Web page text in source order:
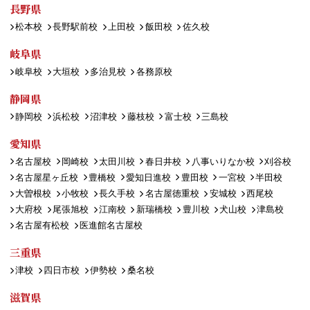
長野県
松本校 長野駅前校 上田校 飯田校 佐久校
岐阜県
岐阜校 大垣校 多治見校 各務原校
静岡県
静岡校 浜松校 沼津校 藤枝校 富士校 三島校
愛知県
名古屋校 岡崎校 太田川校 春日井校 八事いりなか校
刈谷校
名古屋星ヶ丘校
豊橋校 愛知日進校 豊田校 一宮校
半田校
大曽根校
小牧校 長久手校 名古屋徳重校 安城校
西尾校
大府校
尾張旭校 江南校 新瑞橋校 豊川校 犬山校
津島校
名古屋有松校
医進館名古屋校
三重県
津校 四日市校 伊勢校 桑名校
滋賀県